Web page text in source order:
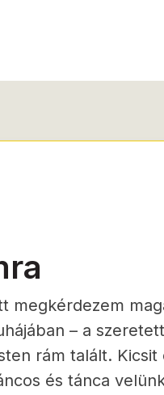
megkérdezem
– a
rám talált. Kicsit
és tánca